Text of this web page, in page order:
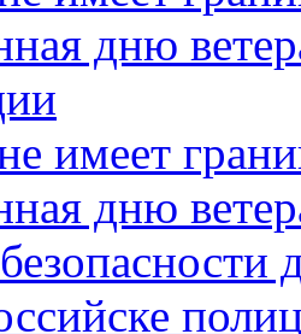
дню
имеет
дню